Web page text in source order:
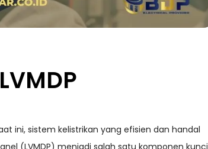
ini, sistem kelistrikan yang efisien dan handal